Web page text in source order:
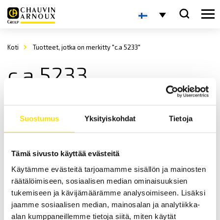
Suostumus Yksityiskohdat Tietoja
Tämä sivusto käyttää evästeitä
Käytämme evästeitä tarjoamamme sisällön ja mainosten
räätälöimiseen, sosiaalisen median ominaisuuksien
tukemiseen ja kävijämäärämme analysoimiseen. Lisäksi
jaamme sosiaalisen median, mainosalan ja analytiikka-
alan kumppaneillemme tietoja siitä, miten käytät
Koti Tuotteet, jotka on merkitty "c.a 5233"
c.a 5233
CA5231 & CA5233 TRMS yleismittarit
Kompaktinkokoiset TRMS yleismittarit.
LUE LISÄÄ